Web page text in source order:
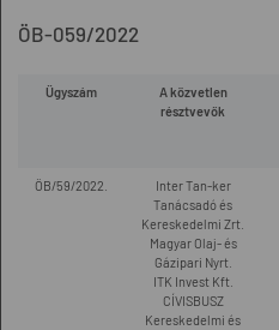
ÖB-059/2022
Ügyszám
A közvetlen
résztvevők
ÖB/59/2022.
Inter Tan-ker
Tanácsadó és
Kereskedelmi Zrt.
Magyar Olaj- és
Gázipari Nyrt.
ITK Invest Kft.
CÍVISBUSZ
Kereskedelmi és